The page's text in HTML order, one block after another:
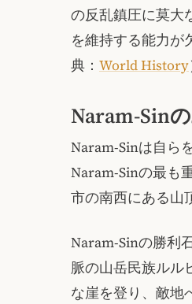
の反乱鎮圧に莫大
を維持する能力が
典： World History
Naram-Sin
Naram-Sinは自ら
Naram-Sinの最も
市の南西にある山
Naram-Sinの勝利
脈の山岳民族ルル
な崖を登り、敵地